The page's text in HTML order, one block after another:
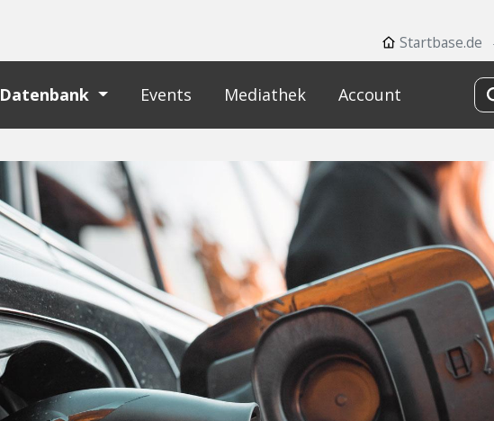
Startbase.de
Datenbank Events Mediathek Account